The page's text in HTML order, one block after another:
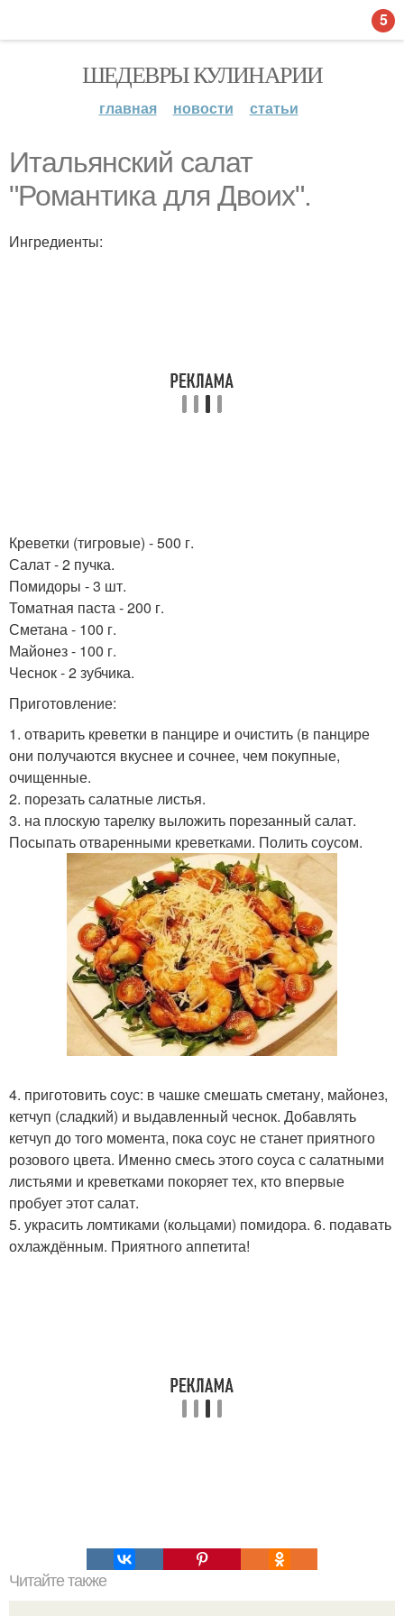
ШЕДЕВРЫ КУЛИНАРИИ
главная новости статьи
Итальянский салат
"Романтика для Двоих".
Ингредиенты:
Креветки (тигровые) - 500 г.
Салат - 2 пучка.
Помидоры - 3 шт.
Томатная паста - 200 г.
Сметана - 100 г.
Майонез - 100 г.
Чеснок - 2 зубчика.
Приготовление:
1. отварить креветки в панцире и очистить (в панцире
они получаются вкуснее и сочнее, чем покупные,
очищенные.
2. порезать салатные листья.
3. на плоскую тарелку выложить порезанный салат.
Посыпать отваренными креветками. Полить соусом.
4. приготовить соус: в чашке смешать сметану, майонез,
кетчуп (сладкий) и выдавленный чеснок. Добавлять
кетчуп до того момента, пока соус не станет приятного
розового цвета. Именно смесь этого соуса с салатными
листьями и креветками покоряет тех, кто впервые
пробует этот салат.
5. украсить ломтиками (кольцами) помидора. 6. подавать
охлаждённым. Приятного аппетита!
Читайте также
5